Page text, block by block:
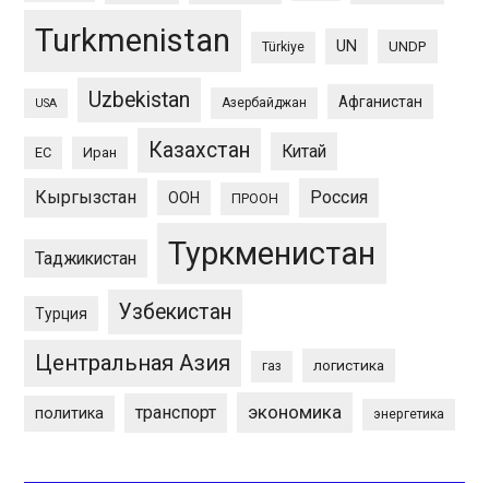
Turkmenistan Türkiye UN UNDP
USA Uzbekistan Азербайджан Афганистан
ЕС Иран Казахстан Китай
Кыргызстан ООН ПРООН Россия
Таджикистан Туркменистан
Турция Узбекистан
Центральная Азия газ логистика
политика транспорт экономика энергетика